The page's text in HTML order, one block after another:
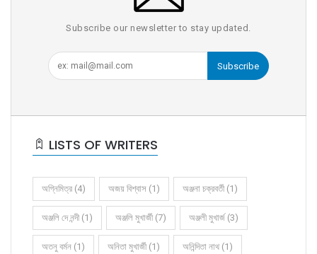
Subscribe our newsletter to stay updated.
Subscribe
LISTS OF WRITERS
অগ্নিমিত্র (4) অজয় বিশ্বাস (1) অঞ্জনা চক্রবর্তী (1)
অঞ্জলি দে নন্দী (1) অঞ্জলি মুখার্জী (7) অঞ্জলী মুখার্জ (3)
অতনু বর্মন (1) অনিতা মুখার্জী (1) অনিন্দিতা নাথ (1)